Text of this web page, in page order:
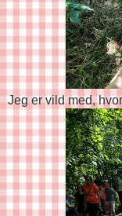
Jeg er vild med,